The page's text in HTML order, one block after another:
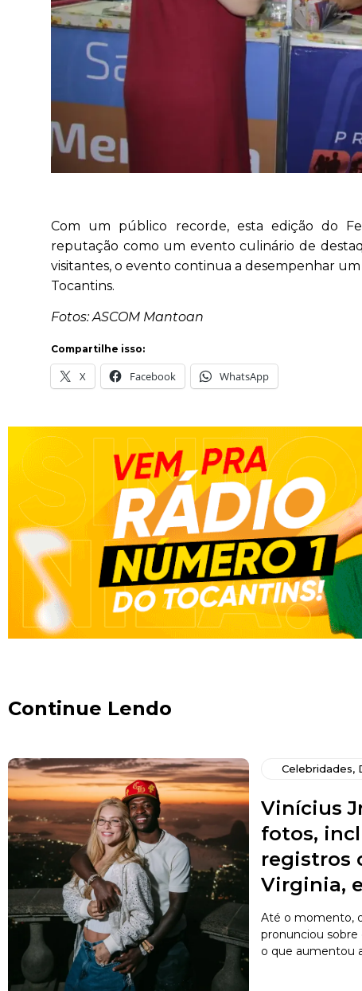
Com um público recorde, esta edição do
reputação como um evento culinário de
visitantes, o evento continua a desempenhar
Tocantins.
Fotos: ASCOM Mantoan
Compartilhe isso:
X Facebook WhatsApp
Continue Lendo
Celebridades,
Vinícius
fotos,
registros
Virginia,
Até o momento,
pronunciou
o que aumentou